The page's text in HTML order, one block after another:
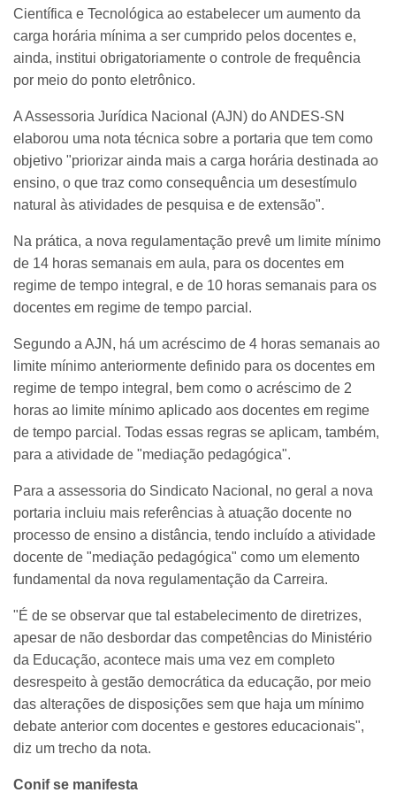
Científica e Tecnológica ao estabelecer um aumento da
carga horária mínima a ser cumprido pelos docentes e,
ainda, institui obrigatoriamente o controle de frequência
por meio do ponto eletrônico.
A Assessoria Jurídica Nacional (AJN) do ANDES-SN
elaborou uma nota técnica sobre a portaria que tem como
objetivo "priorizar ainda mais a carga horária destinada ao
ensino, o que traz como consequência um desestímulo
natural às atividades de pesquisa e de extensão".
Na prática, a nova regulamentação prevê um limite mínimo
de 14 horas semanais em aula, para os docentes em
regime de tempo integral, e de 10 horas semanais para os
docentes em regime de tempo parcial.
Segundo a AJN, há um acréscimo de 4 horas semanais ao
limite mínimo anteriormente definido para os docentes em
regime de tempo integral, bem como o acréscimo de 2
horas ao limite mínimo aplicado aos docentes em regime
de tempo parcial. Todas essas regras se aplicam, também,
para a atividade de "mediação pedagógica".
Para a assessoria do Sindicato Nacional, no geral a nova
portaria incluiu mais referências à atuação docente no
processo de ensino a distância, tendo incluído a atividade
docente de "mediação pedagógica" como um elemento
fundamental da nova regulamentação da Carreira.
"É de se observar que tal estabelecimento de diretrizes,
apesar de não desbordar das competências do Ministério
da Educação, acontece mais uma vez em completo
desrespeito à gestão democrática da educação, por meio
das alterações de disposições sem que haja um mínimo
debate anterior com docentes e gestores educacionais",
diz um trecho da nota.
Conif se manifesta